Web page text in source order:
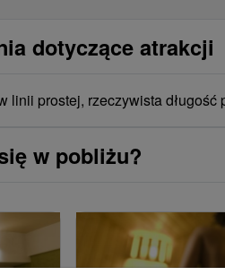
dotyczące atrakcji
linii prostej, rzeczywista długość
w pobliżu?